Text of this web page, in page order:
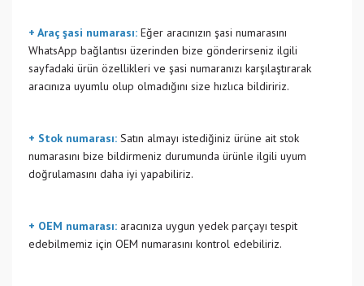
+ Araç şasi numarası: Eğer aracınızın şasi numarasını
WhatsApp bağlantısı üzerinden bize gönderirseniz ilgili
sayfadaki ürün özellikleri ve şasi numaranızı karşılaştırarak
aracınıza uyumlu olup olmadığını size hızlıca bildiririz.
+ Stok numarası: Satın almayı istediğiniz ürüne ait stok
numarasını bize bildirmeniz durumunda ürünle ilgili uyum
doğrulamasını daha iyi yapabiliriz.
+ OEM numarası: aracınıza uygun yedek parçayı tespit
edebilmemiz için OEM numarasını kontrol edebiliriz.